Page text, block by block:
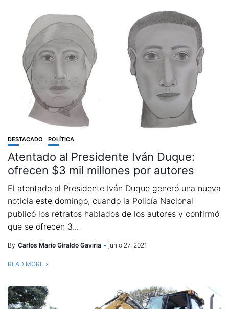
DESTACADO POLÍTICA
Atentado al Presidente Iván Duque:
ofrecen $3 mil millones por autores
El atentado al Presidente Iván Duque generó una nueva
noticia este domingo, cuando la Policía Nacional
publicó los retratos hablados de los autores y confirmó
que se ofrecen 3...
By Carlos Mario Giraldo Gaviria junio 27, 2021
READ MORE